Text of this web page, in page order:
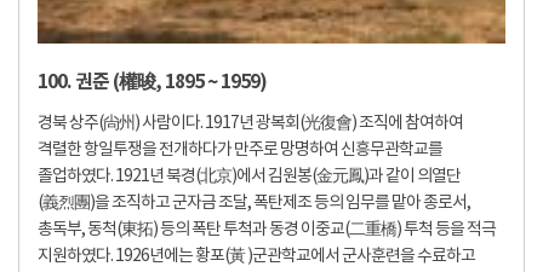
100. 권준 (權晙, 1895 ~ 1959)
경북 상주(尙州) 사람이다. 1917년 광복회(光復會) 조직에 참여하여
격렬한 항일투쟁을 전개하다가 만주로 망명하여 신흥무관학교를
졸업하였다. 1921년 북경(北京)에서 김원봉(金元鳳)과 같이 의열단
(義烈團)을 조직하고 군자금 조달, 폭탄제조 등의 임무를 맡아 종로서,
총독부, 동척(東拓) 등의 폭탄 투척과 동경 이중교(二重橋) 투척 등을 적극
지원하였다. 1926년에는 황포(黃 )군관학교에서 군사훈련을 수료하고